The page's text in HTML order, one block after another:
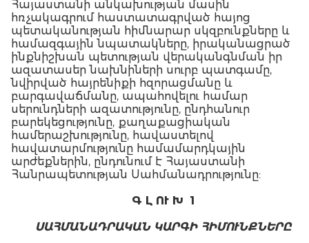
Հայաստանի անկախության մասին
հռչակագրում հաստատագրված հայոց
պետականության հիմնարար սկզբունքները և
համազգային նպատակները, իրականացրած
ինքնիշխան պետության վերականգնման իր
ազատասեր նախնիների սուրբ պատգամը,
նվիրված հայրենիքի հզորացմանը և
բարգավաճմանը, ապահովելու համար
սերունդների ազատությունը, ընդհանուր
բարեկեցությունը, քաղաքացիական
համերաշխությունը, հավաստելով
հավատարմությունը համամարդկային
արժեքներին, ընդունում է Հայաստանի
Հանրապետության Սահմանադրությունը:
Գ Լ ՈՒ Խ 1
ՍԱՀՄԱՆԱԴՐԱԿԱՆ ԿԱՐԳԻ ՀԻՄՈՒՆՔՆԵՐԸ